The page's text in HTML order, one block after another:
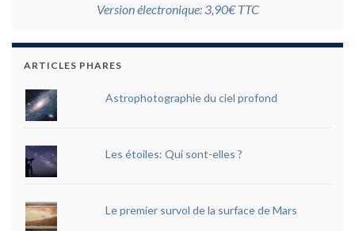
Version électronique: 3,90€ TTC
ARTICLES PHARES
Astrophotographie du ciel profond
Les étoiles: Qui sont-elles ?
Le premier survol de la surface de Mars